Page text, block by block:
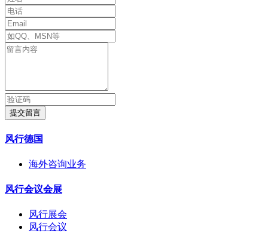
提交留言
风行德国
海外咨询业务
风行会议会展
风行展会
风行会议